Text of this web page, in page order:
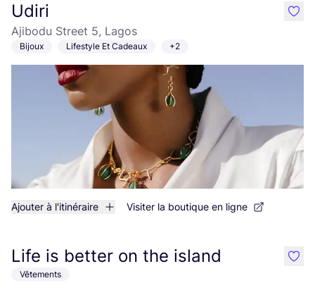
Udiri
Ajibodu Street 5, Lagos
Bijoux Lifestyle Et Cadeaux +2
Ajouter à l'itinéraire Visiter la boutique en ligne
like
Life is better on the island
Vêtements
like